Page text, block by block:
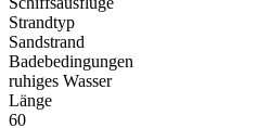
Strandtyp
Sandstrand
Badebedingungen
ruhiges Wasser
Länge
60